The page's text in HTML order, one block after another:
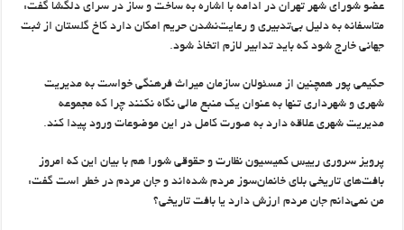
عضو شورای شهر تهران در ادامه با اشاره به ساخت و ساز در سرای دلگشا گفت:
متاسفانه به دلیل بی‌تدبیری و رعایت‌نشدن حریم امکان دارد کاخ گلستان از ثبت
جهانی خارج شود که باید تدابیر لازم اتخاذ شود.
حکیمی پور همچنین از مسئولان سازمان میراث فرهنگی خواست به مدیریت
شهری و شهرداری تنها به عنوان یک منبع مالی نگاه نکنند چرا که مجموعه
مدیریت شهری علاقه دارد به صورت کامل در این موضوعات ورود پیدا کند.
پرویز سروری رییس کمیسیون نظارت و حقوقی شورا هم با بیان این که امروز
بافت‌های تاریخی بلای خانمان‌سوز مردم شده‌اند و جان مردم در خطر است گفت:
من نمی‌دانم جان مردم ارزش دارد یا بافت تاریخی؟